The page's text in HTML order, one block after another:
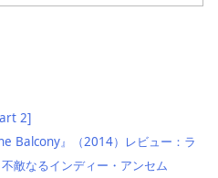
2]
Balcony』（2014）レビュー：ラ
敵なるインディー・アンセム